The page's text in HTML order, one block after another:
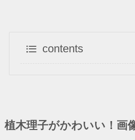
contents
植木理子がかわいい！画